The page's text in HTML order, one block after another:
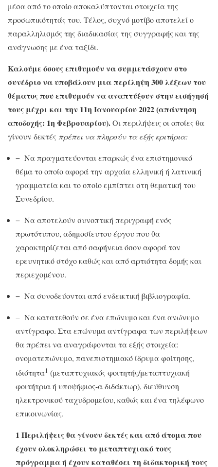
μέσα από το οποίο αποκαλύπτονται στοιχεία της
προσωπικότητάς του. Τέλος, συχνό μοτίβο αποτελεί ο
παραλληλισμός της διαδικασίας της συγγραφής και της
ανάγνωσης με ένα ταξίδι.
Καλούμε όσους επιθυμούν να συμμετάσχουν στο
συνέδριο να υποβάλουν μια περίληψη 300 λέξεων του
θέματος που επιθυμούν να αναπτύξουν στην εισήγησή
τους μέχρι και την 11η Ιανουαρίου 2022 (απάντηση
αποδοχής: 1η Φεβρουαρίου).Οι περιλήψεις οι οποίες θα
γίνουν δεκτές πρέπει να πληρούν τα εξής κριτήρια:
− Να πραγματεύονται επαρκώς ένα επιστημονικό
θέμα το οποίο αφορά την αρχαία ελληνική ή λατινική
γραμματεία και το οποίο εμπίπτει στη θεματική του
Συνεδρίου.
− Να αποτελούν συνοπτική περιγραφή ενός
πρωτότυπου, αδημοσίευτου έργου που θα
χαρακτηρίζεται από σαφήνεια όσον αφορά τον
ερευνητικό στόχο καθώς και από αρτιότητα δομής και
περιεχομένου.
− Να συνοδεύονται από ενδεικτική βιβλιογραφία.
− Να κατατεθούν σε ένα επώνυμο και ένα ανώνυμο
αντίγραφο. Στα επώνυμα αντίγραφα των περιλήψεων
θα πρέπει να αναγράφονται τα εξής στοιχεία:
ονοματεπώνυμο, πανεπιστημιακό ίδρυμα φοίτησης,
ιδιότητα1 (μεταπτυχιακός φοιτητής/μεταπτυχιακή
φοιτήτρια ή υποψήφιος-α διδάκτωρ), διεύθυνση
ηλεκτρονικού ταχυδρομείου, καθώς και ένα τηλέφωνο
επικοινωνίας.
1 Περιλήψεις θα γίνουν δεκτές και από άτομα που
έχουν ολοκληρώσει το μεταπτυχιακό τους
πρόγραμμα ή έχουν καταθέσει τη διδακτορική τους